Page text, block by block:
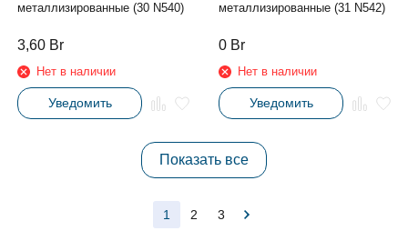
металлизированные (30 N540)
3,60 Br
Нет в наличии
Уведомить
металлизированные (31 N542)
0 Br
Нет в наличии
Уведомить
Показать все
1 2 3